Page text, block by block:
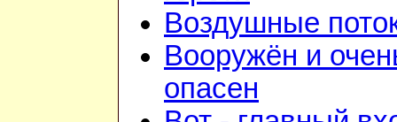
Воздушные
Вооружён и
опасен